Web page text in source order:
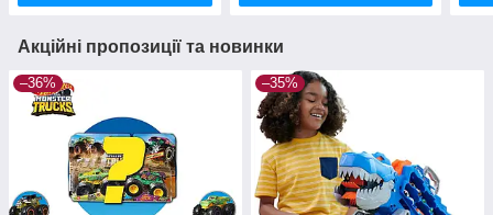
Акційні пропозиції та новинки
–36% –35%